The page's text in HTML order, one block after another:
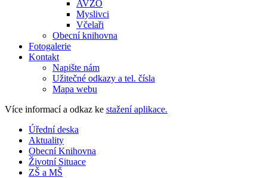
AVZO
Myslivci
Včelaři
Obecní knihovna
Fotogalerie
Kontakt
Napište nám
Užitečné odkazy a tel. čísla
Mapa webu
Více informací a odkaz ke stažení aplikace.
Úřední deska
Aktuality
Obecní Knihovna
Životní Situace
ZŠ a MŠ